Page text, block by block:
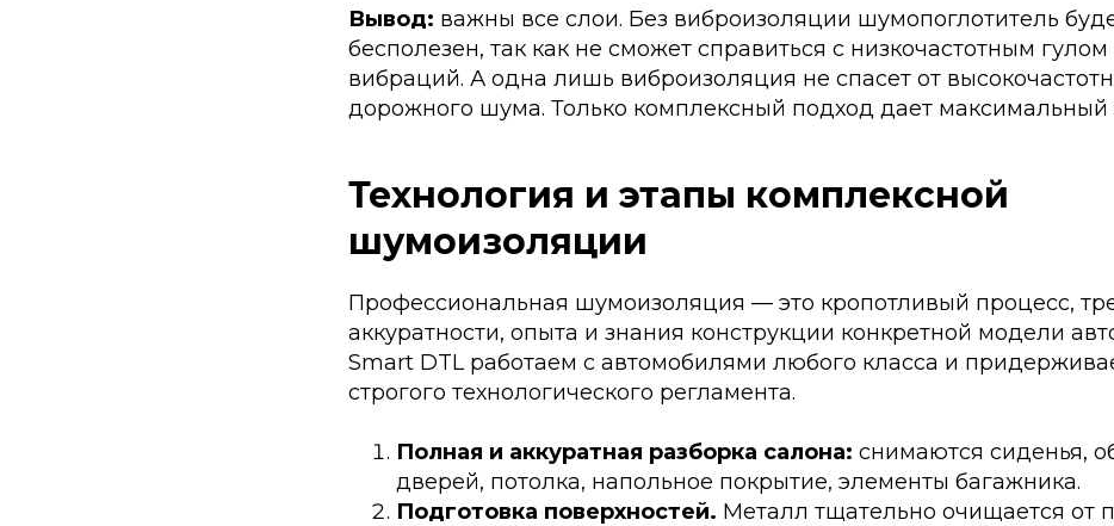
Вывод: важны все слои. Без виброизоляции шумопоглотитель
бесполезен, так как не сможет справиться с низкочастотным гулом
вибраций. А одна лишь виброизоляция не спасет от
дорожного шума. Только комплексный подход дает максимальный
Технология и этапы комплексной
шумоизоляции
Профессиональная шумоизоляция — это кропотливый процесс,
аккуратности, опыта и знания конструкции конкретной модели
Smart DTL работаем с автомобилями любого класса и
строгого технологического регламента.
Полная и аккуратная разборка салона: снимаются сиденья,
дверей, потолка, напольное покрытие, элементы багажника.
Подготовка поверхностей. Металл тщательно очищается от